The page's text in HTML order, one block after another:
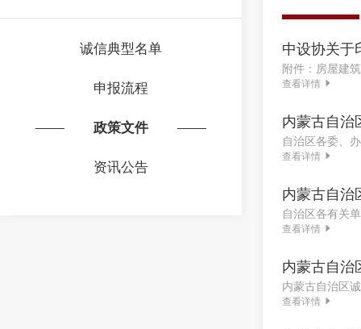
诚信典型名单
申报流程
政策文件
资讯公告
中设协关于
附件：房屋建
查看详情
内蒙古自治
查看详情
内蒙古自治
查看详情
内蒙古自治
内蒙古自治区
查看详情